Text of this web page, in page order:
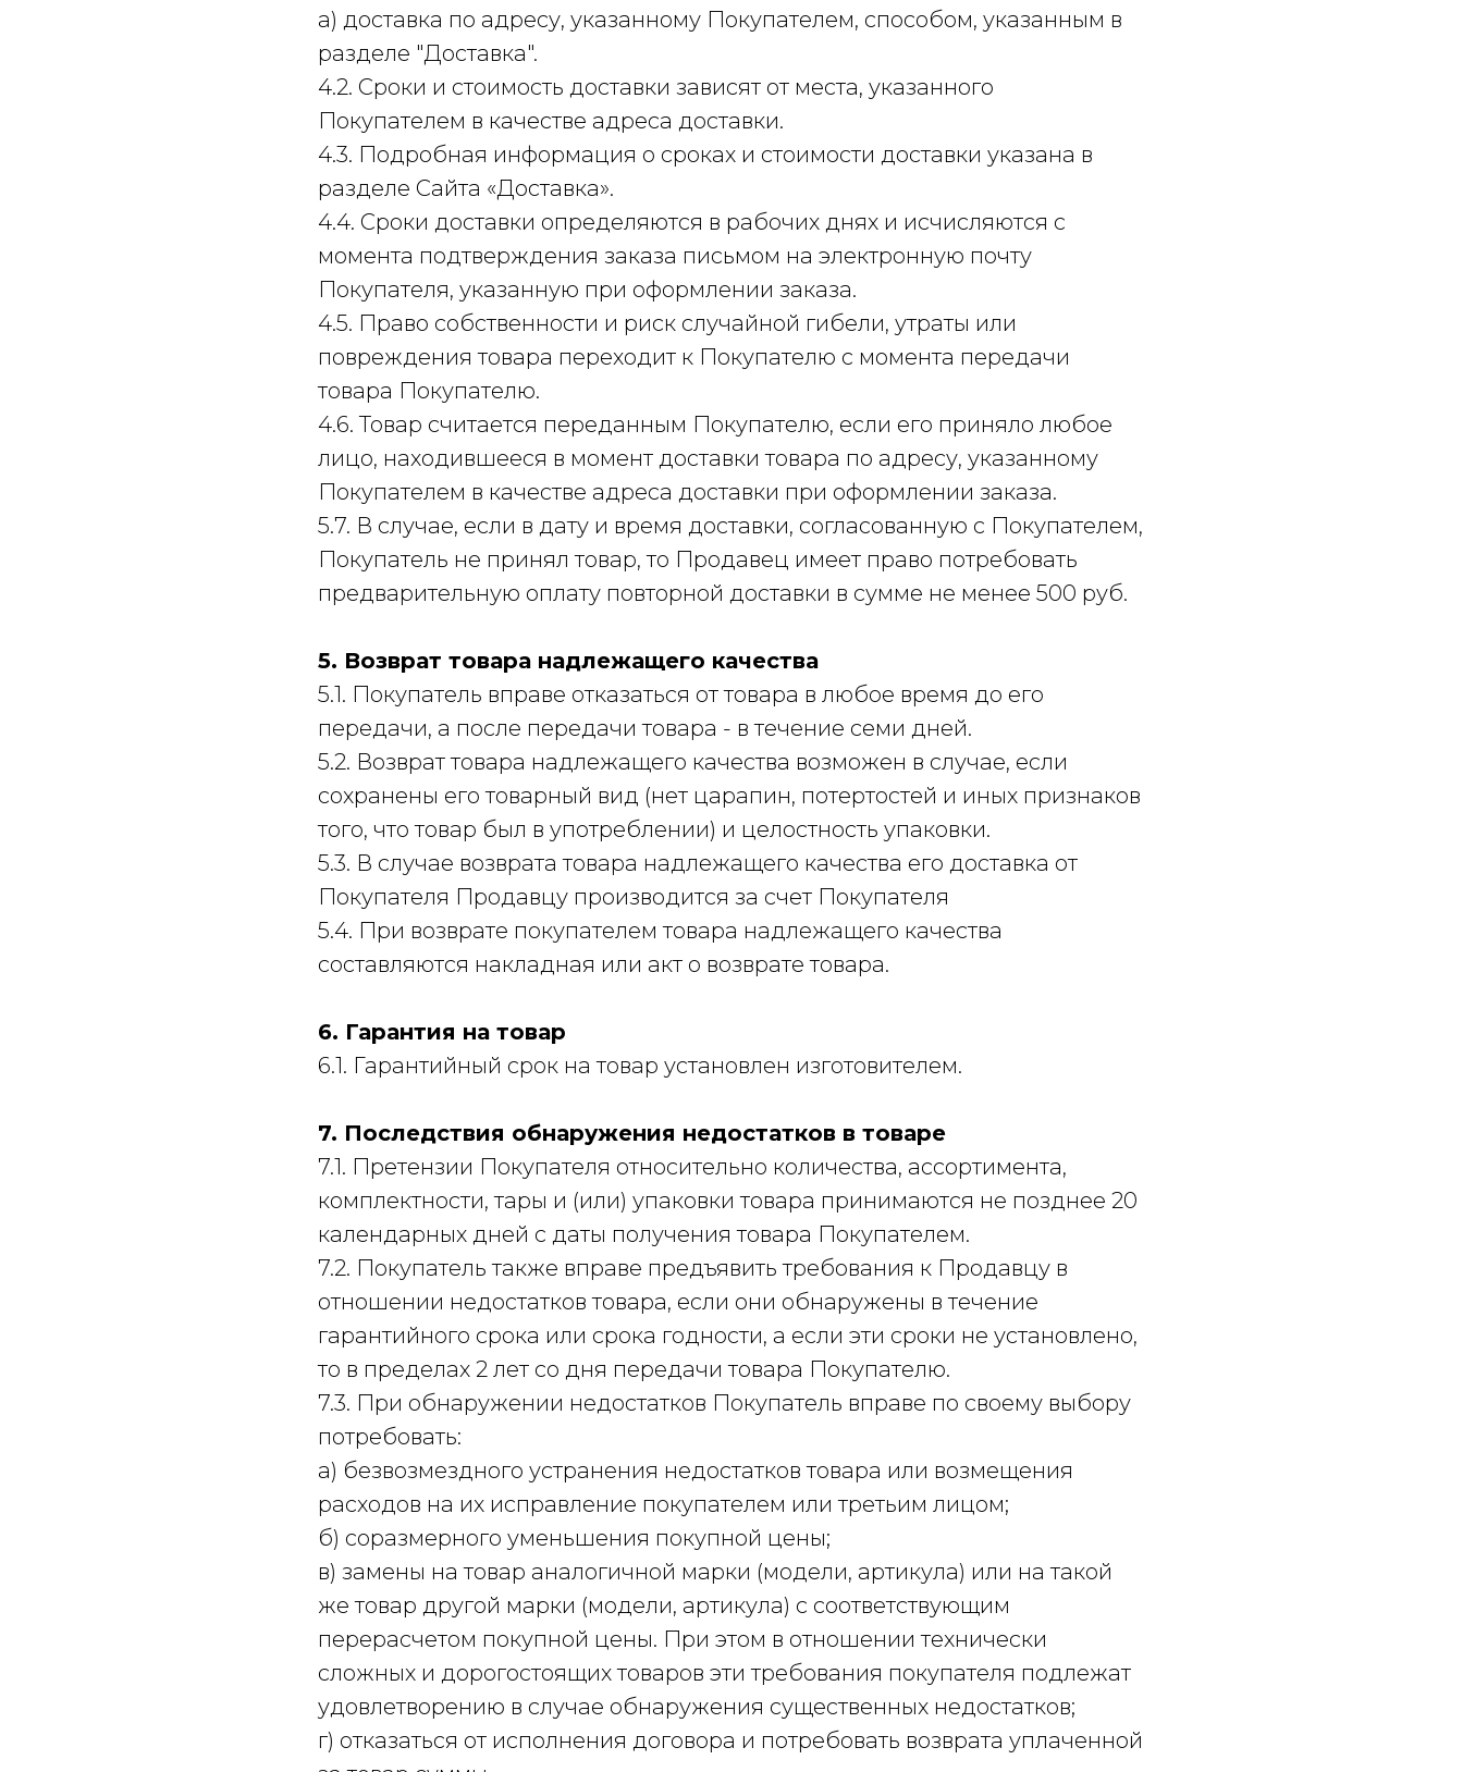
а) доставка по адресу, указанному Покупателем, способом, указанным в
разделе "Доставка".
4.2. Сроки и стоимость доставки зависят от места, указанного
Покупателем в качестве адреса доставки.
4.3. Подробная информация о сроках и стоимости доставки указана в
разделе Сайта «Доставка».
4.4. Сроки доставки определяются в рабочих днях и исчисляются с
момента подтверждения заказа письмом на электронную почту
Покупателя, указанную при оформлении заказа.
4.5. Право собственности и риск случайной гибели, утраты или
повреждения товара переходит к Покупателю с момента передачи
товара Покупателю.
4.6. Товар считается переданным Покупателю, если его приняло любое
лицо, находившееся в момент доставки товара по адресу, указанному
Покупателем в качестве адреса доставки при оформлении заказа.
5.7. В случае, если в дату и время доставки, согласованную с Покупателем,
Покупатель не принял товар, то Продавец имеет право потребовать
предварительную оплату повторной доставки в сумме не менее 500 руб.
5. Возврат товара надлежащего качества
5.1. Покупатель вправе отказаться от товара в любое время до его
передачи, а после передачи товара - в течение семи дней.
5.2. Возврат товара надлежащего качества возможен в случае, если
сохранены его товарный вид (нет царапин, потертостей и иных признаков
того, что товар был в употреблении) и целостность упаковки.
5.3. В случае возврата товара надлежащего качества его доставка от
Покупателя Продавцу производится за счет Покупателя
5.4. При возврате покупателем товара надлежащего качества
составляются накладная или акт о возврате товара.
6. Гарантия на товар
6.1. Гарантийный срок на товар установлен изготовителем.
7. Последствия обнаружения недостатков в товаре
7.1. Претензии Покупателя относительно количества, ассортимента,
комплектности, тары и (или) упаковки товара принимаются не позднее 20
календарных дней с даты получения товара Покупателем.
7.2. Покупатель также вправе предъявить требования к Продавцу в
отношении недостатков товара, если они обнаружены в течение
гарантийного срока или срока годности, а если эти сроки не установлено,
то в пределах 2 лет со дня передачи товара Покупателю.
7.3. При обнаружении недостатков Покупатель вправе по своему выбору
потребовать:
а) безвозмездного устранения недостатков товара или возмещения
расходов на их исправление покупателем или третьим лицом;
б) соразмерного уменьшения покупной цены;
в) замены на товар аналогичной марки (модели, артикула) или на такой
же товар другой марки (модели, артикула) с соответствующим
перерасчетом покупной цены. При этом в отношении технически
сложных и дорогостоящих товаров эти требования покупателя подлежат
удовлетворению в случае обнаружения существенных недостатков;
г) отказаться от исполнения договора и потребовать возврата уплаченной